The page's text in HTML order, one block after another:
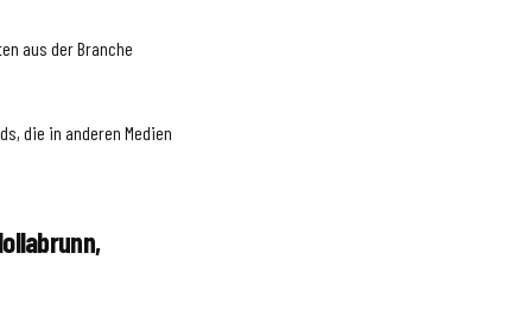
aus der Branche
die in anderen Medien